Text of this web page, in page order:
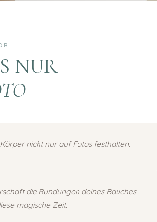
…
NUR
nicht nur auf Fotos festhalten.
die Rundungen deines Bauches
magische Zeit.